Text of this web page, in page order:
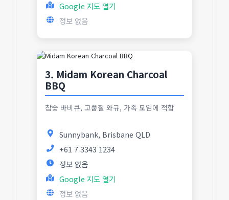
Google 지도 열기
정보 없음
3. Midam Korean Charcoal
BBQ
참숯 바비큐, 고품질 와규, 가족 모임에 적합
Sunnybank, Brisbane QLD
+61 7 3343 1234
정보 없음
Google 지도 열기
정보 없음